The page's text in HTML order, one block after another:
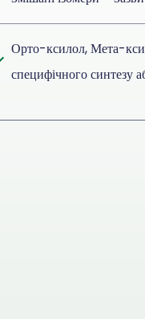
Орто-ксилол, Мета-
специфічного синтезу